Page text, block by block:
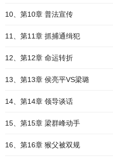
10、第10章 普法宣传
11、第11章 抓捕通缉犯
12、第12章 命运转折
13、第13章 侯亮平VS梁璐
14、第14章 领导谈话
15、第15章 梁群峰动手
16、第16章 猴父被双规